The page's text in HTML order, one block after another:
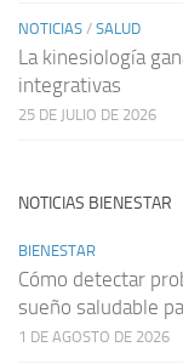
NOTICIAS / SALUD
La kinesiología
integrativas
25 DE JULIO DE 2026
NOTICIAS BIENESTAR
BIENESTAR
Cómo detectar
sueño saludable
1 DE AGOSTO DE 2026